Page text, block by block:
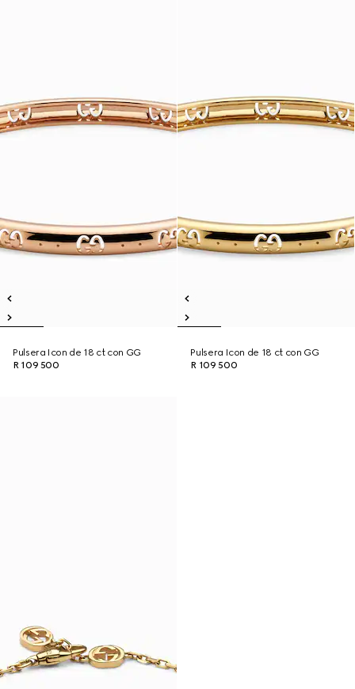
Pulsera Icon de 18 ct con GG
R 109 500
Pulsera Icon de 18 ct con GG
R 109 500